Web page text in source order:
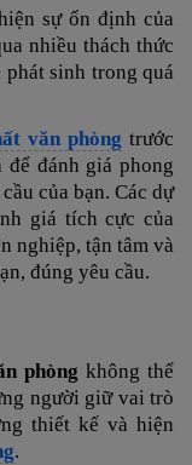
sự ổn định của
nhiều thách thức
sinh trong quá
văn phòng trước
đánh giá phong
của bạn. Các dự
giá tích cực của
nghiệp, tận tâm và
đúng yêu cầu.
phòng không thể
người giữ vai trò
thiết kế và hiện
.